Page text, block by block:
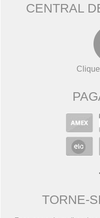
CENTRAL
TORNE-